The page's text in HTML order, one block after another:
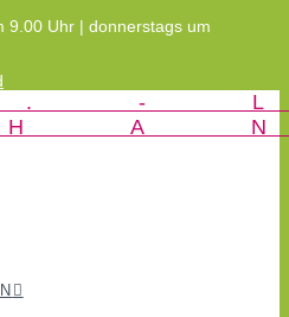
9.00 Uhr | donnerstags um